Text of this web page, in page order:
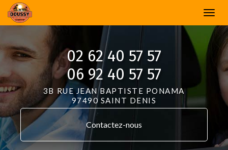
Aller
au
principal
02 62 40 57 57
06 92 40 57 57
3B RUE JEAN BAPTISTE PONAMA
97490 SAINT DENIS
Contactez-nous